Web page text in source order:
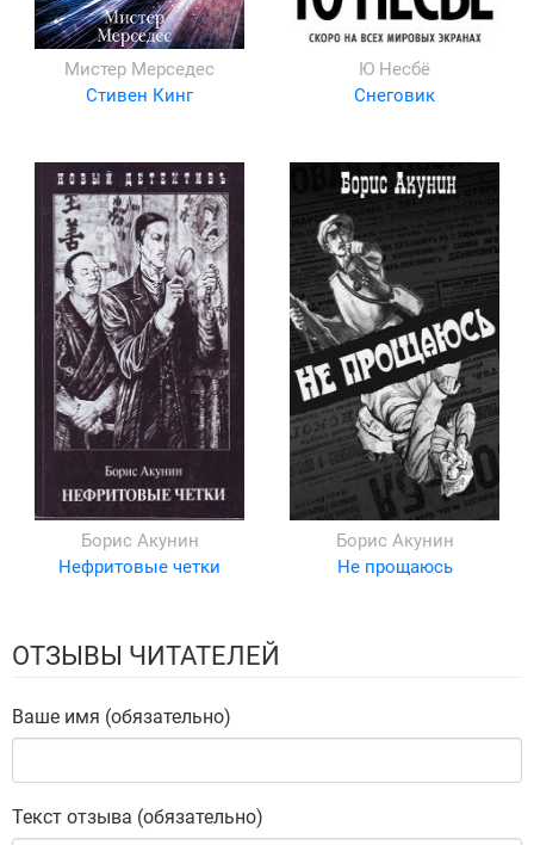
Мистер Мерседес
Стивен Кинг
Ю Несбё
Снеговик
Борис Акунин
Нефритовые четки
Борис Акунин
Не прощаюсь
ОТЗЫВЫ ЧИТАТЕЛЕЙ
Ваше имя (обязательно)
Текст отзыва (обязательно)